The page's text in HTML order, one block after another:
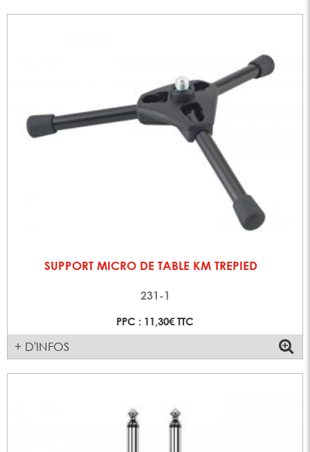
SUPPORT MICRO DE TABLE KM TREPIED
231-1
PPC : 11,30€ TTC
+ D'INFOS